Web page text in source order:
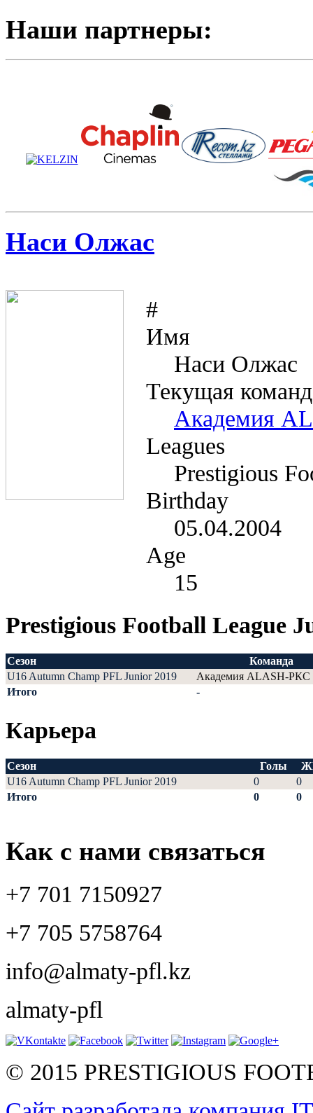
Наши партнеры:
Наси Олжас
#
Имя
Наси Олжас
Текущая
Академия
Leagues
Prestigious
Birthday
05.04.2004
Age
15
Prestigious Football League
Сезон
Команда
U16 Autumn Champ PFL Junior 2019
Академия ALASH-РКС
Итого
-
Карьера
Сезон Голы
U16 Autumn Champ PFL Junior 2019
0
0
Итого
0 0
Как с нами связаться
+7 701 7150927
+7 705 5758764
info@almaty-pfl.kz
almaty-pfl
© 2015 PRESTIGIOUS